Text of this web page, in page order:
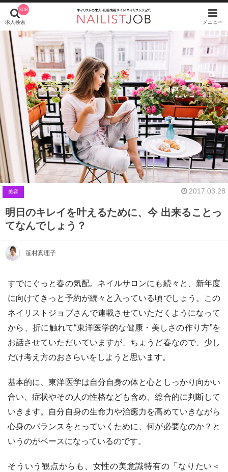
308
求人検索 メニュー
美容 2017.03.28
明日のキレイを叶えるために、今 出来ることっ
てなんでしょう？
笹村真理子
すでにぐっと春の気配。ネイルサロンにも続々と、新年度
に向けてきっと予約が続々と入っている頃でしょう。この
ネイリストジョブさんで連載させていただくようになって
から、折に触れて“東洋医学的な健康・美しさの作り方”を
お話させていただいていますが、ちょうど春なので、少し
だけ考え方のおさらいをしようと思います。
基本的に、東洋医学は自分自身の体と心としっかり向かい
合い、症状やその人の性格なども含め、総合的に判断して
いきます。自分自身の生命力や治癒力を高めていきながら
心身のバランスをとっていくために、何が必要なのか？と
いうのがベースになっているのです。
そういう観点からも、女性の美意識特有の「なりたい＜